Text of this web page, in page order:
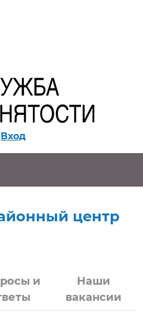
Вход
центр
и
Наши
вакансии